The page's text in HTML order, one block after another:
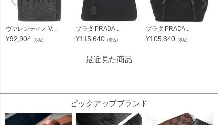
ヴァレンティノ V...
¥92,904 （税込）
プラダ PRADA...
¥115,640 （税込）
プラダ PRADA...
¥105,840 （税込）
最近見た商品
ピックアップブランド